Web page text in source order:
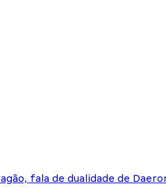
fala de dualidade de